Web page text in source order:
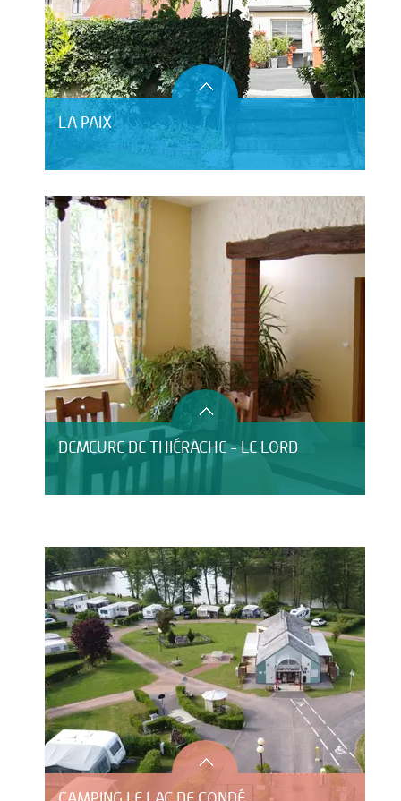
LA PAIX
DEMEURE DE THIÉRACHE - LE LORD
HÔTEL LE CLOS DU MONTVINAGE